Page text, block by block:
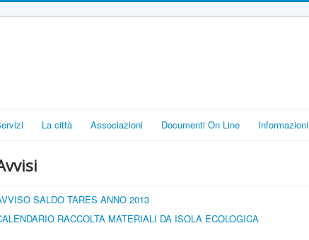
La città Associazioni Documenti On Line Informazioni
SALDO TARES ANNO 2013
RACCOLTA MATERIALI DA ISOLA ECOLOGICA